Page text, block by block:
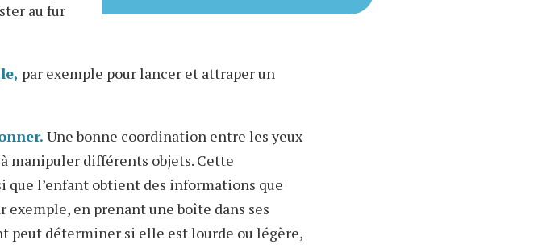
au fur
par exemple pour lancer et attraper un
Une bonne coordination entre les yeux
manipuler différents objets. Cette
que l’enfant obtient des informations que
exemple, en prenant une boîte dans ses
peut déterminer si elle est lourde ou légère,